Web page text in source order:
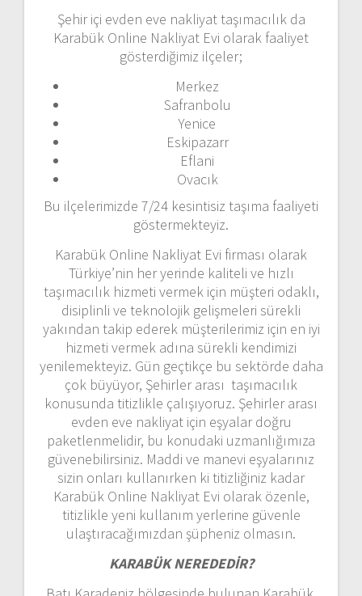
Şehir içi evden eve nakliyat taşımacılık da
Karabük Online Nakliyat Evi olarak faaliyet
gösterdiğimiz ilçeler;
Merkez
Safranbolu
Yenice
Eskipazarr
Eflani
Ovacık
Bu ilçelerimizde 7/24 kesintisiz taşıma faaliyeti
göstermekteyiz.
Karabük Online Nakliyat Evi firması olarak
Türkiye’nin her yerinde kaliteli ve hızlı
taşımacılık hizmeti vermek için müşteri odaklı,
disiplinli ve teknolojik gelişmeleri sürekli
yakından takip ederek müşterilerimiz için en iyi
hizmeti vermek adına sürekli kendimizi
yenilemekteyiz. Gün geçtikçe bu sektörde daha
çok büyüyor, Şehirler arası taşımacılık
konusunda titizlikle çalışıyoruz. Şehirler arası
evden eve nakliyat için eşyalar doğru
paketlenmelidir, bu konudaki uzmanlığımıza
güvenebilirsiniz. Maddi ve manevi eşyalarınız
sizin onları kullanırken ki titizliğiniz kadar
Karabük Online Nakliyat Evi olarak özenle,
titizlikle yeni kullanım yerlerine güvenle
ulaştıracağımızdan şüpheniz olmasın.
KARABÜK NEREDEDİR?